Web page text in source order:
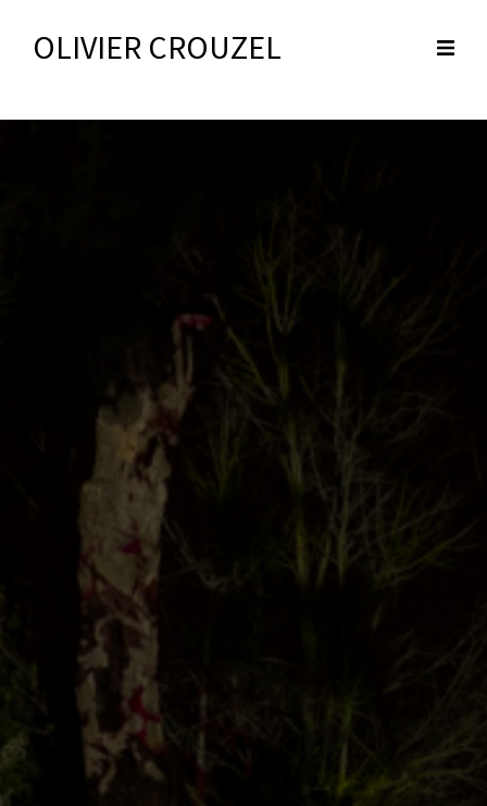
OLIVIER CROUZEL